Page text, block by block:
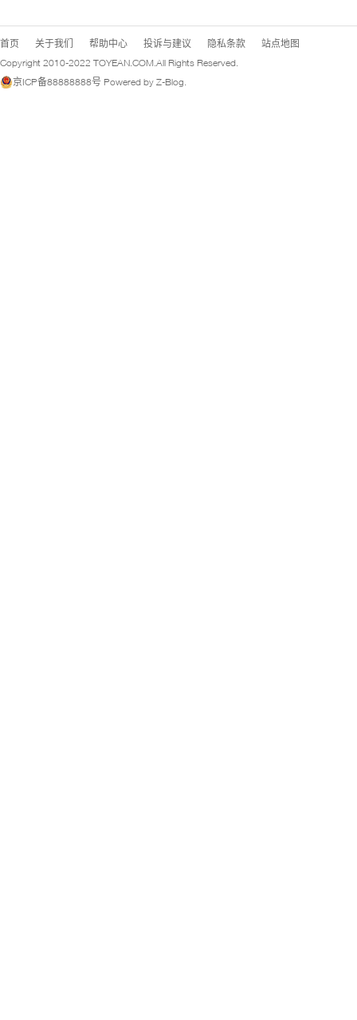
首页 关于我们 帮助中心 投诉与建议 隐私条款
站点地图
Copyright 2010-2022 TOYEAN.COM.All Rights Reserved.
京ICP备88888888号 Powered by Z-Blog.